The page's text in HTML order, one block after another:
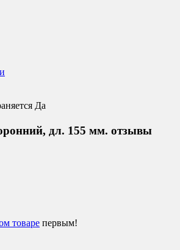
Да
дл. 155 мм. отзывы
товаре первым!